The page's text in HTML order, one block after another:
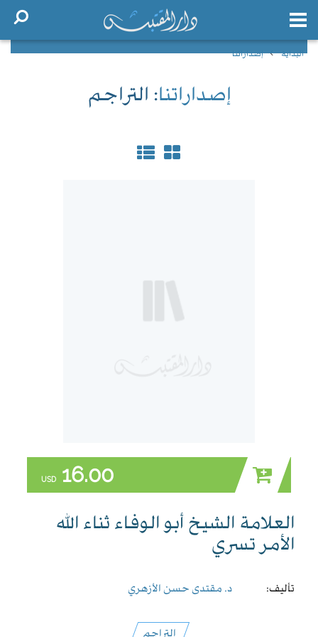
البداية إصداراتنا
إصداراتنا: التراجم
16.00
USD
العلامة الشيخ أبو الوفاء ثناء الله
الأمر تسري
تأليف: د. مقتدى حسن الأزهري